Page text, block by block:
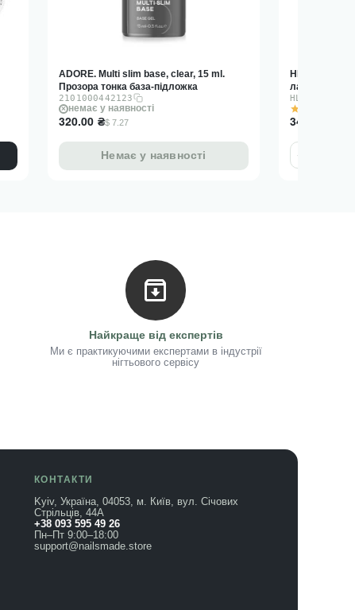
немає у наявності
ADORE. Multi slim base, clear, 15 ml.
Прозора тонка база-підложка
2101000442123
320.00 ₴$ 7.27
Немає у наявності
HEYLOVE.
лак,
HL-GP15-002
340.00
−
Найкраще від експертів
Ми є практикуючими експертами в індустрії
нігтьового сервісу
КОНТАКТИ
Kyiv, Україна, 04053, м. Київ, вул. Січових
Стрільців, 44А
+38 093 595 49 26
Пн–Пт 9:00–18:00
support@nailsmade.store